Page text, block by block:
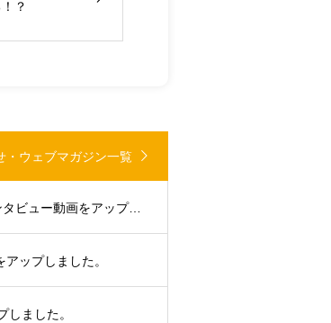
？
・ウェブマガジン一覧
大分支部代表・浜田さん、副代表・田口さん インタビュー動画をアップしました。
ップしました。
ました。